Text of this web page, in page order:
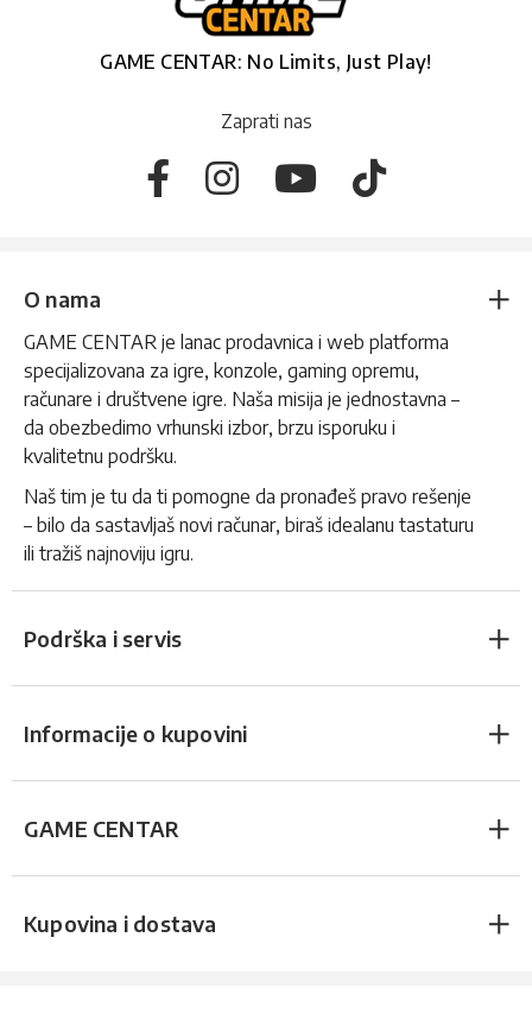
GAME CENTAR: No Limits, Just Play!
Zaprati nas
O nama
GAME CENTAR je lanac prodavnica i web platforma
specijalizovana za igre, konzole, gaming opremu,
računare i društvene igre. Naša misija je jednostavna –
da obezbedimo vrhunski izbor, brzu isporuku i
kvalitetnu podršku.
Naš tim je tu da ti pomogne da pronađeš pravo rešenje
– bilo da sastavljaš novi računar, biraš idealanu tastaturu
ili tražiš najnoviju igru.
Podrška i servis
Informacije o kupovini
GAME CENTAR
Kupovina i dostava